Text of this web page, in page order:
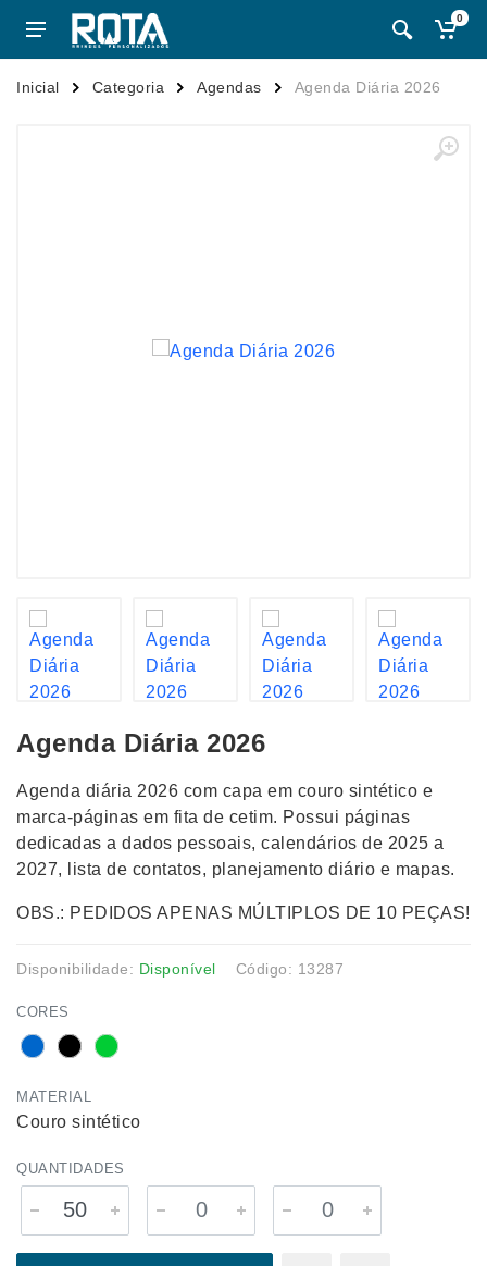
0
Inicial Categoria Agendas Agenda Diária 2026
Agenda Diária 2026
Agenda diária 2026 com capa em couro sintético e
marca-páginas em fita de cetim. Possui páginas
dedicadas a dados pessoais, calendários de 2025 a
2027, lista de contatos, planejamento diário e mapas.
OBS.: PEDIDOS APENAS MÚLTIPLOS DE 10 PEÇAS!
Disponibilidade: Disponível Código: 13287
CORES
MATERIAL
Couro sintético
QUANTIDADES